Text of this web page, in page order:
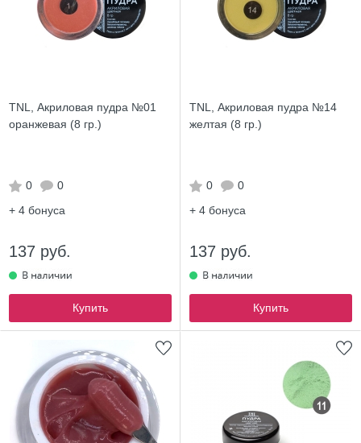
TNL, Акриловая пудра №01
оранжевая (8 гр.)
0
0
+ 4 бонуса
137 руб.
Купить
TNL, Акриловая пудра №14
желтая (8 гр.)
0
0
+ 4 бонуса
137 руб.
Купить